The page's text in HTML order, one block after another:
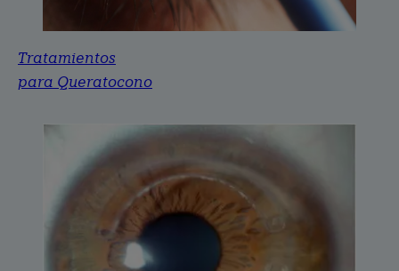
Tratamientos
para Queratocono